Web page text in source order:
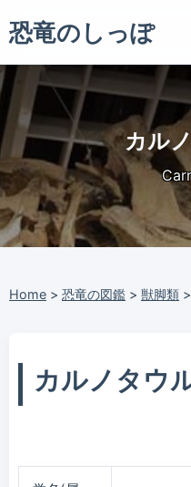
恐竜のしっぽ
カル
Home > 恐竜の図鑑 > 獣脚類 >
カルノタウ